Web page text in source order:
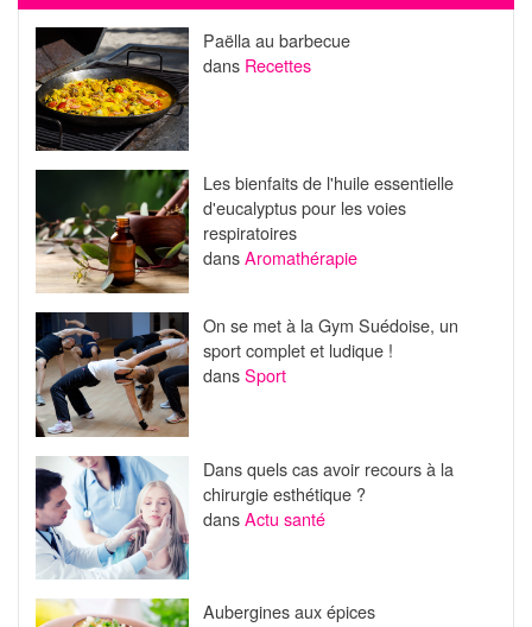
Paëlla au barbecue
dans Recettes
Les bienfaits de l'huile essentielle
d'eucalyptus pour les voies
respiratoires
dansAromathérapie
On se met à la Gym Suédoise, un
sport complet et ludique !
dansSport
Dans quels cas avoir recours à la
chirurgie esthétique ?
dansActu santé
Aubergines aux épices